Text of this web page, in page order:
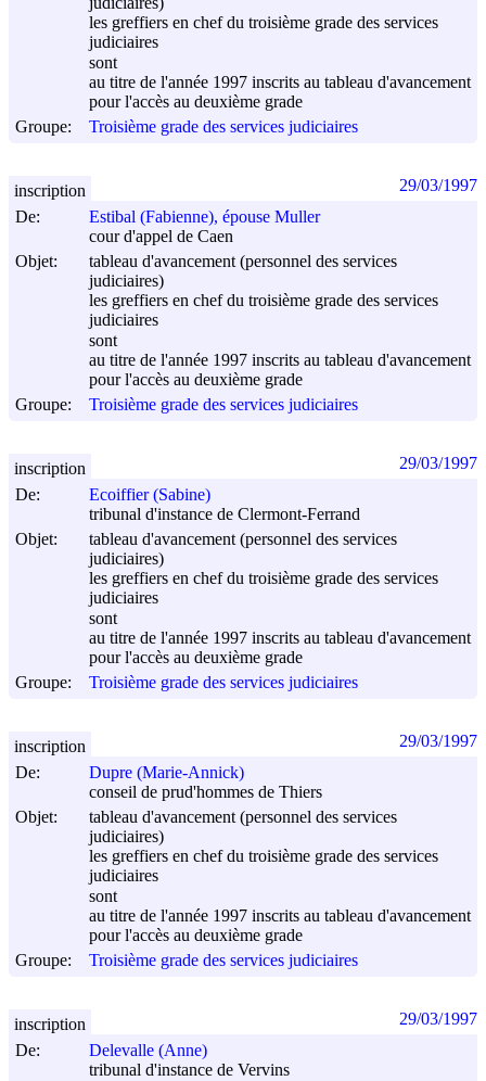
les greffiers en chef du troisième grade des services
judiciaires
sont
au titre de l'année 1997 inscrits au tableau d'avancement
pour l'accès au deuxième grade
Groupe:
Troisième grade des services judiciaires
De:
Estibal (Fabienne), épouse Muller
cour d'appel de Caen
Objet:
tableau d'avancement (personnel des services
judiciaires)
les greffiers en chef du troisième grade des services
judiciaires
sont
au titre de l'année 1997 inscrits au tableau d'avancement
pour l'accès au deuxième grade
Groupe:
Troisième grade des services judiciaires
inscription 29/03/1997
De:
Ecoiffier (Sabine)
tribunal d'instance de Clermont-Ferrand
Objet:
tableau d'avancement (personnel des services
judiciaires)
les greffiers en chef du troisième grade des services
judiciaires
sont
au titre de l'année 1997 inscrits au tableau d'avancement
pour l'accès au deuxième grade
Groupe:
Troisième grade des services judiciaires
inscription 29/03/1997
De:
Dupre (Marie-Annick)
conseil de prud'hommes de Thiers
Objet:
tableau d'avancement (personnel des services
judiciaires)
les greffiers en chef du troisième grade des services
judiciaires
sont
au titre de l'année 1997 inscrits au tableau d'avancement
pour l'accès au deuxième grade
Groupe:
Troisième grade des services judiciaires
inscription 29/03/1997
De:
Delevalle (Anne)
tribunal d'instance de Vervins
inscription 29/03/1997